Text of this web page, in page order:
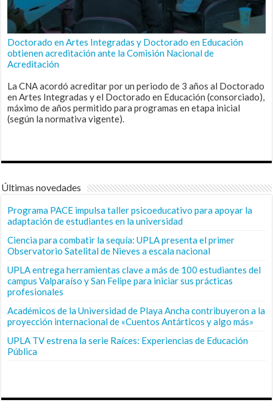
Doctorado en Artes Integradas y Doctorado en Educación
obtienen acreditación ante la Comisión Nacional de
Acreditación
La CNA acordó acreditar por un periodo de 3 años al Doctorado
en Artes Integradas y el Doctorado en Educación (consorciado),
máximo de años permitido para programas en etapa inicial
(según la normativa vigente).
Últimas novedades
Programa PACE impulsa taller psicoeducativo para apoyar la
adaptación de estudiantes en la universidad
Ciencia para combatir la sequía: UPLA presenta el primer
Observatorio Satelital de Nieves a escala nacional
UPLA entrega herramientas clave a más de 100 estudiantes del
campus Valparaíso y San Felipe para iniciar sus prácticas
profesionales
Académicos de la Universidad de Playa Ancha contribuyeron a la
proyección internacional de «Cuentos Antárticos y algo más»
UPLA TV estrena la serie Raíces: Experiencias de Educación
Pública